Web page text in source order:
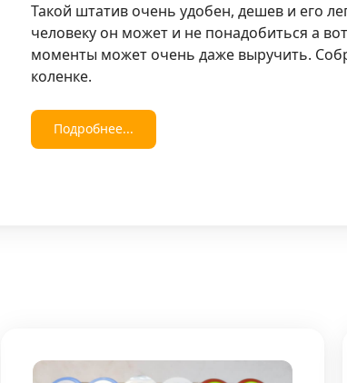
Такой штатив очень удобен, дешев и его
человеку он может и не понадобиться а
моменты может очень даже выручить.
коленке.
Подробнее...